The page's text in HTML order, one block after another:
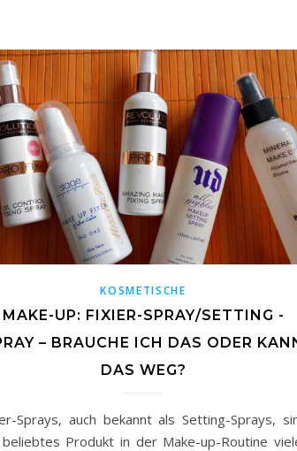
KOSMETISCHE
MAKE-UP: FIXIER-SPRAY/SETTING -
– BRAUCHE ICH DAS ODER
DAS WEG?
Sprays, auch bekannt als Setting-Sprays,
Produkt in der Make-up-Routine